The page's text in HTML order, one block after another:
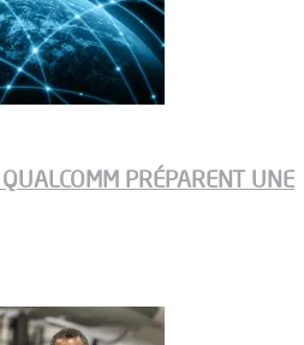
PRÉPARENT UNE